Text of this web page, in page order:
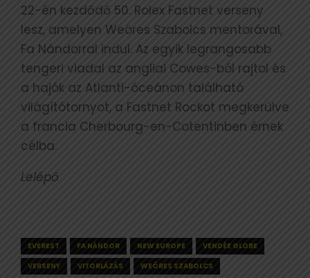
22-én kezdődő 50. Rolex Fastnet verseny
lesz, amelyen Weöres Szabolcs mentorával,
Fa Nándorral indul. Az egyik legrangosabb
tengeri viadal az angliai Cowes-ból rajtol és
a hajók az Atlanti-óceánon található
világítótornyot, a Fastnet Rockot megkerülve
a francia Cherbourg-en-Cotentinben érnek
célba.
Lelépő
EVEREST FA NÁNDOR NEW EUROPE
VENDÉE GLOBE
VERSENY
VITORLÁZÁS WEÖRES SZABOLCS